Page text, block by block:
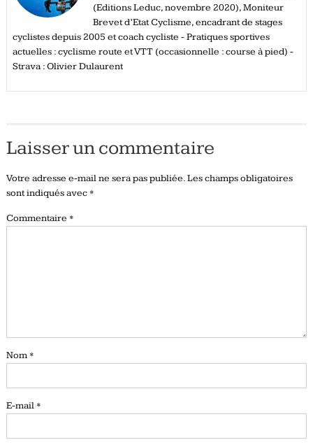
(Editions Leduc, novembre 2020), Moniteur
Brevet d’Etat Cyclisme, encadrant de stages
cyclistes depuis 2005 et coach cycliste - Pratiques sportives
actuelles : cyclisme route et VTT (occasionnelle : course à pied) -
Strava : Olivier Dulaurent
Laisser un commentaire
Votre adresse e-mail ne sera pas publiée.Les champs obligatoires
sont indiqués avec *
Commentaire *
Nom *
E-mail *